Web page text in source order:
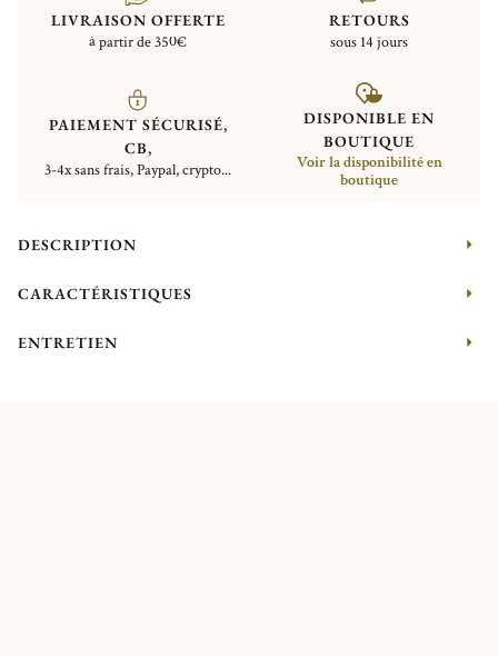
LIVRAISON OFFERTE
à partir de 350€
RETOURS
sous 14 jours
PAIEMENT SÉCURISÉ,
CB,
3-4x sans frais, Paypal, crypto...
DISPONIBLE EN
BOUTIQUE
Voir la disponibilité en
boutique
DESCRIPTION
CARACTÉRISTIQUES
ENTRETIEN